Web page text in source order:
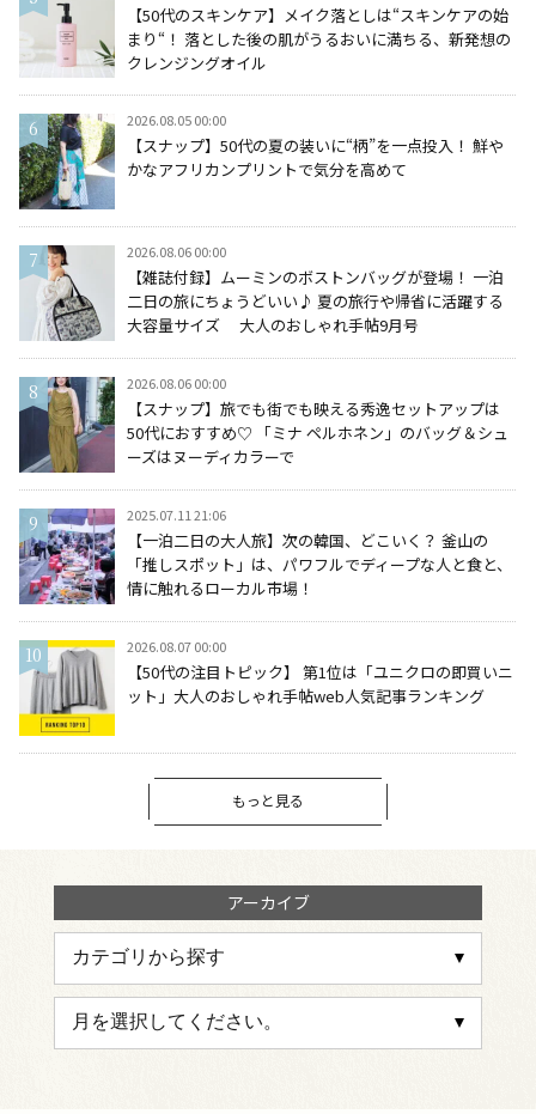
【50代のスキンケア】メイク落としは“スキンケアの始
まり“！ 落とした後の肌がうるおいに満ちる、新発想の
クレンジングオイル
2026.08.05 00:00
【スナップ】50代の夏の装いに“柄”を一点投入！ 鮮や
かなアフリカンプリントで気分を高めて
2026.08.06 00:00
【雑誌付録】ムーミンのボストンバッグが登場！ 一泊
二日の旅にちょうどいい♪ 夏の旅行や帰省に活躍する
大容量サイズ 大人のおしゃれ手帖9月号
2026.08.06 00:00
【スナップ】旅でも街でも映える秀逸セットアップは
50代におすすめ♡ 「ミナ ペルホネン」のバッグ＆シュ
ーズはヌーディカラーで
2025.07.11 21:06
【一泊二日の大人旅】次の韓国、どこいく？ 釜山の
「推しスポット」は、パワフルでディープな人と食と、
情に触れるローカル市場！
2026.08.07 00:00
【50代の注目トピック】 第1位は「ユニクロの即買いニ
ット」大人のおしゃれ手帖web人気記事ランキング
もっと見る
アーカイブ